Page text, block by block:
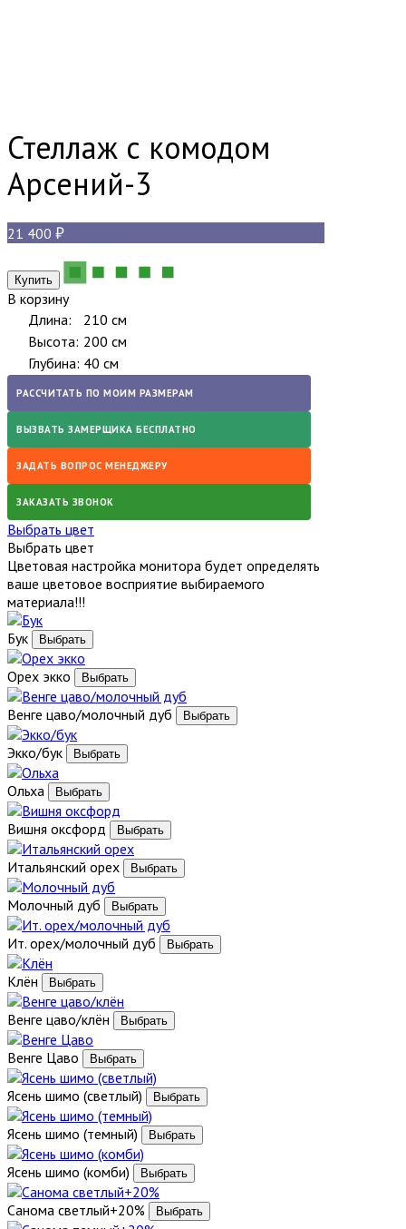
Стеллаж с комодом
Арсений-3
21 400
В корзину
Длина:
210 см
Высота: 200 см
Глубина: 40 см
РАССЧИТАТЬ ПО МОИМ РАЗМЕРАМ
ВЫЗВАТЬ ЗАМЕРЩИКА БЕСПЛАТНО
ЗАДАТЬ ВОПРОС МЕНЕДЖЕРУ
ЗАКАЗАТЬ ЗВОНОК
Выбрать цвет
Выбрать цвет
Цветовая настройка монитора будет определять
ваше цветовое восприятие выбираемого
материала!!!
Бук
Орех экко
Венге цаво/молочный дуб
Экко/бук
Ольха
Вишня оксфорд
Итальянский орех
Молочный дуб
Ит. орех/молочный дуб
Клён
Венге цаво/клён
Венге Цаво
Ясень шимо (светлый)
Ясень шимо (темный)
Ясень шимо (комби)
Санома светлый+20%